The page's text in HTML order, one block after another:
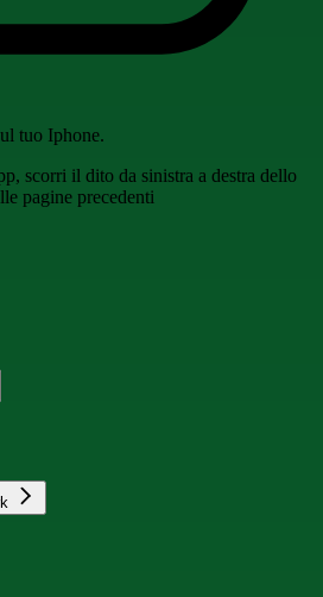
tuo Iphone.
scorri il dito da sinistra a destra dello
pagine precedenti